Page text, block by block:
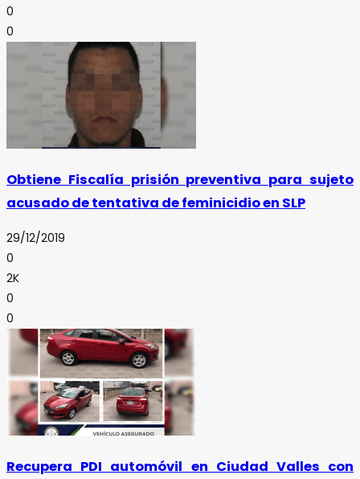
0
0
Obtiene Fiscalía prisión preventiva para sujeto
acusado de tentativa de feminicidio en SLP
29/12/2019
0
2K
0
0
Recupera PDI automóvil en Ciudad Valles con